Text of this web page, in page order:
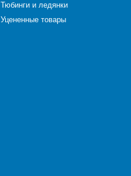
Тюбинги и ледянки
Уцененные товары